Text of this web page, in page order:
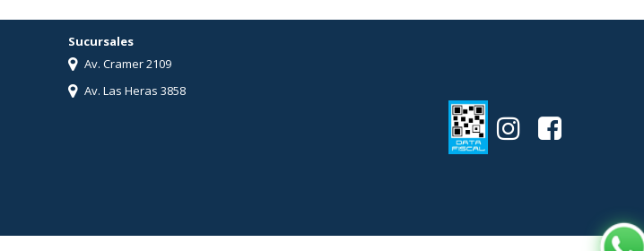
Sucursales
Av. Cramer 2109
Av. Las Heras 3858